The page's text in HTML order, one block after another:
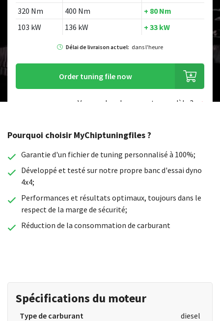
320 Nm
400 Nm
+ 80 Nm
103 kW
136 kW + 33 kW
Délai de livraison actuel: dans l'heure
Order tuning file now
Vous recherchez un autre modèle ?
Pourquoi choisir MyChiptuningfiles ?
Garantie d'un fichier de tuning personnalisé à 100%;
Développé et testé sur notre propre banc d'essai dyno
4x4;
Performances et résultats optimaux, toujours dans le
respect de la marge de sécurité;
Réduction de la consommation de carburant
Spécifications du moteur
Type de carburant
diesel